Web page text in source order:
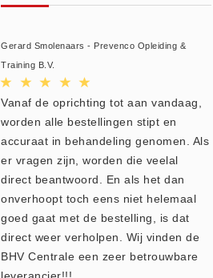
Gerard Smolenaars - Prevenco Opleiding &
Training B.V.
Vanaf de oprichting tot aan vandaag,
worden alle bestellingen stipt en
accuraat in behandeling genomen. Als
er vragen zijn, worden die veelal
direct beantwoord. En als het dan
onverhoopt toch eens niet helemaal
goed gaat met de bestelling, is dat
direct weer verholpen. Wij vinden de
BHV Centrale een zeer betrouwbare